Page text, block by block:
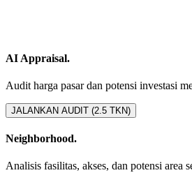
AI Appraisal.
Audit harga pasar dan potensi investasi
JALANKAN AUDIT (2.5 TKN)
Neighborhood.
Analisis fasilitas, akses, dan potensi area